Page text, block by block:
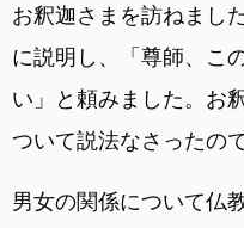
お釈迦さまを訪ねまし
に説明し、「尊師、こ
い」と頼みました。お
ついて説法なさったので
男女の関係について仏